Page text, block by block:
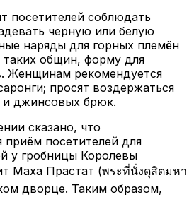
посетителей соблюдать
черную или белую
наряды для горных племён
таких общин, форму для
Женщинам рекомендуется
просят воздержаться
джинсовых брюк.
сказано, что
приём посетителей для
у гробницы Королевы
Маха Прастат (พระที่นั่งดุสิตมหา
дворце. Таким образом,